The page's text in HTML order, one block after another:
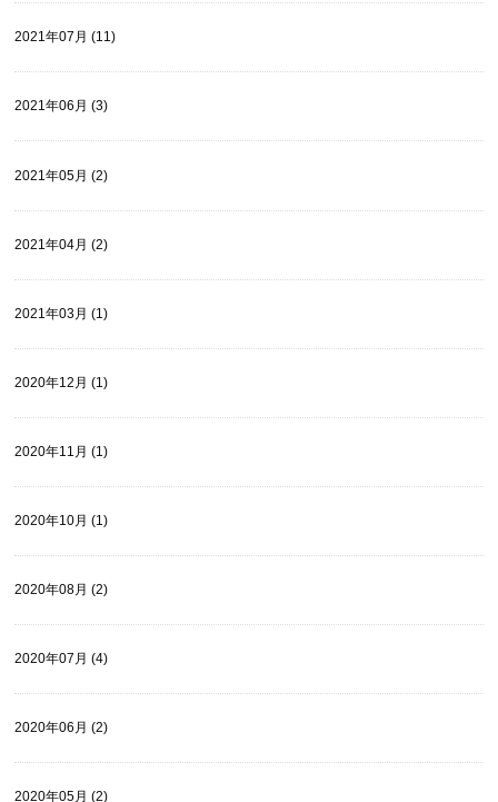
2021年07月 (11)
2021年06月 (3)
2021年05月 (2)
2021年04月 (2)
2021年03月 (1)
2020年12月 (1)
2020年11月 (1)
2020年10月 (1)
2020年08月 (2)
2020年07月 (4)
2020年06月 (2)
2020年05月 (2)